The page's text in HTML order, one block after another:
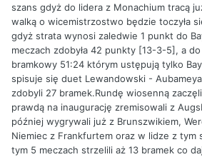
szans gdyż do lidera z Monachium tracą
walką o wicemistrzostwo będzie toczyła
gdyż strata wynosi zaledwie 1 punkt do
meczach zdobyła 42 punkty [13-3-5], a
bramkowy 51:24 którym ustępują tylko
spisuje się duet Lewandowski -
zdobyli 27 bramek.Rundę wiosenną
prawdą na inaugurację zremisowali z
później wygrywali już z Brunszwikiem,
Niemiec z Frankfurtem oraz w lidze z tym
tym 5 meczach strzelili aż 13 bramek co